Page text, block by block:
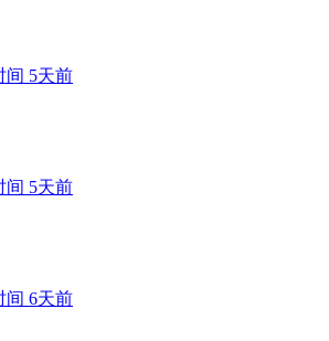
间 5天前
间 5天前
间 6天前